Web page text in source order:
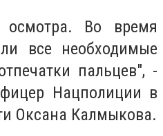
Во время
все необходимые
пальцев", -
Нацполиции в
Оксана Калмыкова.